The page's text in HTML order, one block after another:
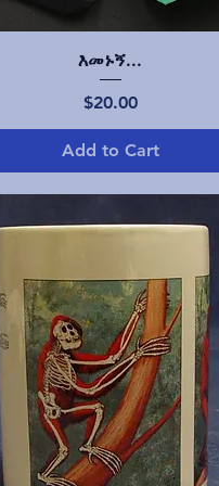
Quick View
እመኑኝ...
Price
$20.00
Add to Cart